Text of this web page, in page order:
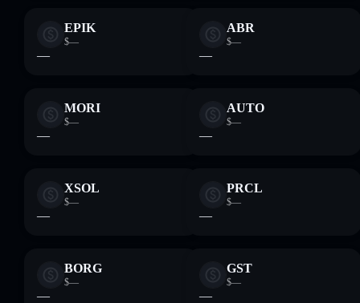
EPIK
$—
—
ABR
$—
—
MORI
$—
—
AUTO
$—
—
XSOL
$—
—
PRCL
$—
—
BORG
$—
—
GST
$—
—